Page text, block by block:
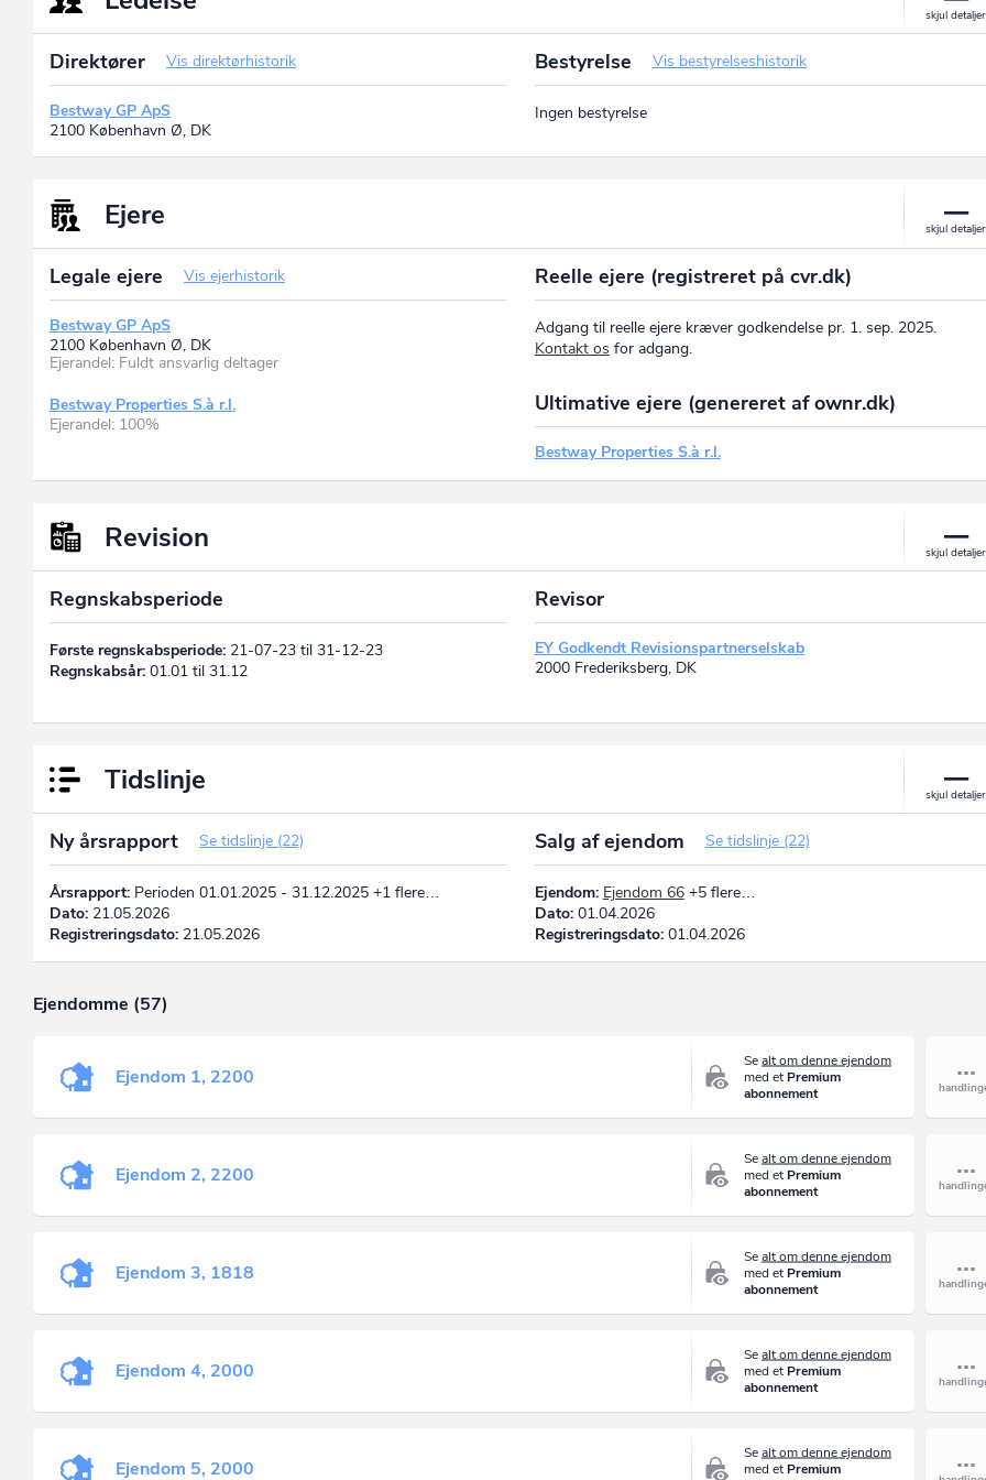
Direktører Vis direktørhistorik
Bestway GP ApS
2100 København Ø, DK
Bestyrelse Vis bestyrelseshistorik
Ingen bestyrelse
Ejere
Legale ejere Vis ejerhistorik
Bestway GP ApS
2100 København Ø, DK
Ejerandel: Fuldt ansvarlig deltager
Bestway Properties S.à r.l.
Ejerandel: 100%
Reelle ejere (registreret på cvr.dk)
Adgang til reelle ejere kræver godkendelse pr. 1. sep. 2025.
Kontakt os for adgang.
Ultimative ejere (genereret af ownr.dk)
Bestway Properties S.à r.l.
Revision
Regnskabsperiode
Første regnskabsperiode: 21-07-23 til 31-12-23
Regnskabsår: 01.01 til 31.12
Revisor
EY Godkendt Revisionspartnerselskab
2000 Frederiksberg, DK
Tidslinje
Ny årsrapport Se tidslinje (22)
Årsrapport: Perioden 01.01.2025 - 31.12.2025 +1 flere…
Dato: 21.05.2026
Registreringsdato: 21.05.2026
Salg af ejendom Se tidslinje (22)
Ejendom: Ejendom 66+5 flere…
Dato:01.04.2026
Registreringsdato:01.04.2026
Ejendomme (57)
Sealt om denne ejendom
med et Premium
abonnement
Ejendom 1, 2200
Sealt om denne ejendom
med et Premium
abonnement
Ejendom 2, 2200
Sealt om denne ejendom
med et Premium
abonnement
Ejendom 3, 1818
Sealt om denne ejendom
med et Premium
abonnement
Ejendom 4, 2000
Sealt om denne ejendom
med et Premium
Ejendom 5, 2000